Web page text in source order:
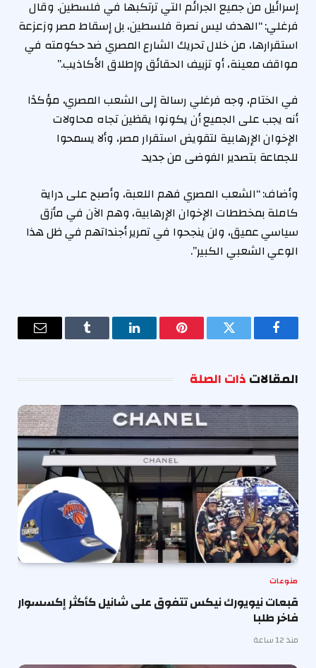
إسرائيل من جميع الجرائم التي ترتكبها في فلسطين. وقال
فرغلي: “الهدف ليس نصرة فلسطين، بل إسقاط مصر وزعزعة
استقرارها، من خلال تحريك الشارع المصري ضد حكومته في
مواقف معينة، أو تزييف الحقائق وإطلاق الأكاذيب.”
في الختام، وجه فرغلي رسالة إلى الشعب المصري، مؤكدًا
أنه يجب على الجميع أن يكونوا يقظين تجاه محاولات
الإخوان الإرهابية لتقويض استقرار مصر، وألا يسمحوا
للجماعة بتصدير الفوضى من جديد.
وأضاف: “الشعب المصري فهم اللعبة، وأصبح على دراية
كاملة بمخططات الإخوان الإرهابية، وهم الآن في مأزق
سياسي عميق، ولن ينجحوا في تمرير أجنداتهم في ظل هذا
الوعي الشعبي الكبير”.
فيسبوك تويتر بينتيريستلينكدإن Tumblr
البريد
المقالاتذات الصلة
منوعات
قبعات نيويورك نيكس تتفوق على شانيل كأكثر إكسسوار
فاخر طلبا
منذ 12 ساعة